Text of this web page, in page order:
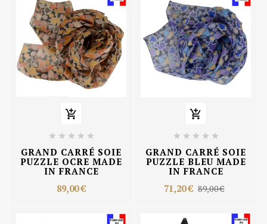

    
GRAND CARRÉ SOIE
PUZZLE OCRE MADE
IN FRANCE
89,00 €

    
GRAND CARRÉ SOIE
PUZZLE BLEU MADE
IN FRANCE
71,20 € 89,00 €